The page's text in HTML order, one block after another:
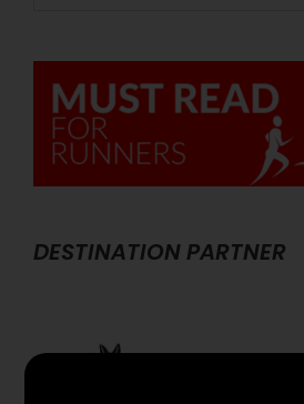
DESTINATION PARTNER